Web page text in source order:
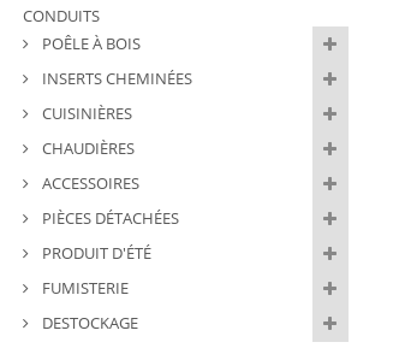
CONDUITS
POÊLE À BOIS
INSERTS CHEMINÉES
CUISINIÈRES
CHAUDIÈRES
ACCESSOIRES
PIÈCES DÉTACHÉES
PRODUIT D'ÉTÉ
FUMISTERIE
DESTOCKAGE